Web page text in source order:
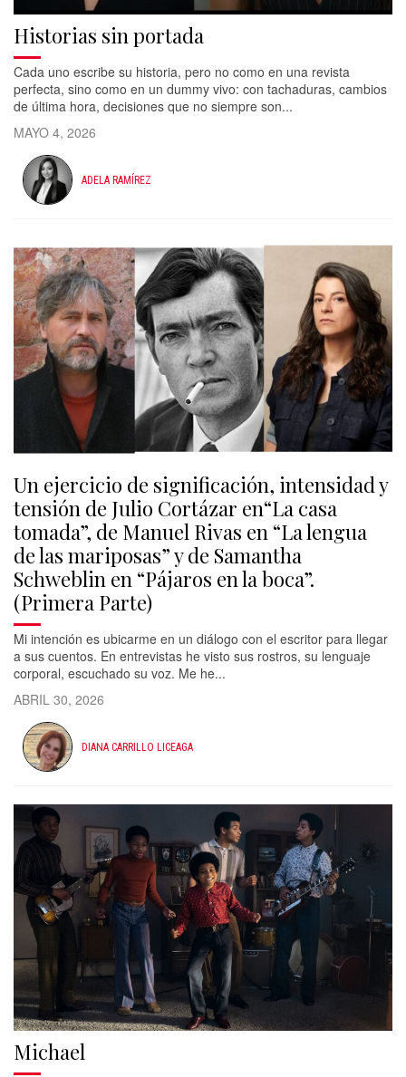
Historias sin portada
Cada uno escribe su historia, pero no como en una revista
perfecta, sino como en un dummy vivo: con tachaduras, cambios
de última hora, decisiones que no siempre son...
MAYO 4, 2026
ADELA RAMÍREZ
Un ejercicio de significación, intensidad y
tensión de Julio Cortázar en“La casa
tomada”, de Manuel Rivas en “La lengua
de las mariposas” y de Samantha
Schweblin en “Pájaros en la boca”.
(Primera Parte)
Mi intención es ubicarme en un diálogo con el escritor para llegar
a sus cuentos. En entrevistas he visto sus rostros, su lenguaje
corporal, escuchado su voz. Me he...
ABRIL 30, 2026
DIANA CARRILLO LICEAGA
Michael